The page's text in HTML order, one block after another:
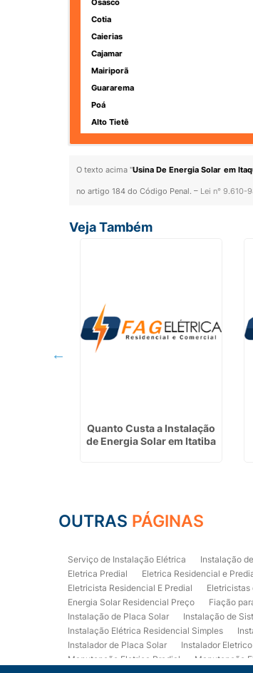
Osasco
Cotia
Caierias
Cajamar
Mairiporã
Guararema
Poá
Alto Tietê
O texto acima "Usina De Energia Solar em
no artigo 184 do Código Penal. – Lei n° 9.610-
Veja Também
Quanto Custa a Instalação
de Energia Solar em Itatiba
OUTRAS PÁGINAS
Serviço de Instalação Elétrica Instalação
Eletrica Predial
Eletrica Residencial e
Eletricista Residencial E Predial
Energia Solar Residencial Preço
Fiação
Instalação de Placa Solar
Instalação de
Instalação Elétrica Residencial Simples
Instalador de Placa Solar
Instalador
Manutenção Eletrica Predial
Manutenção